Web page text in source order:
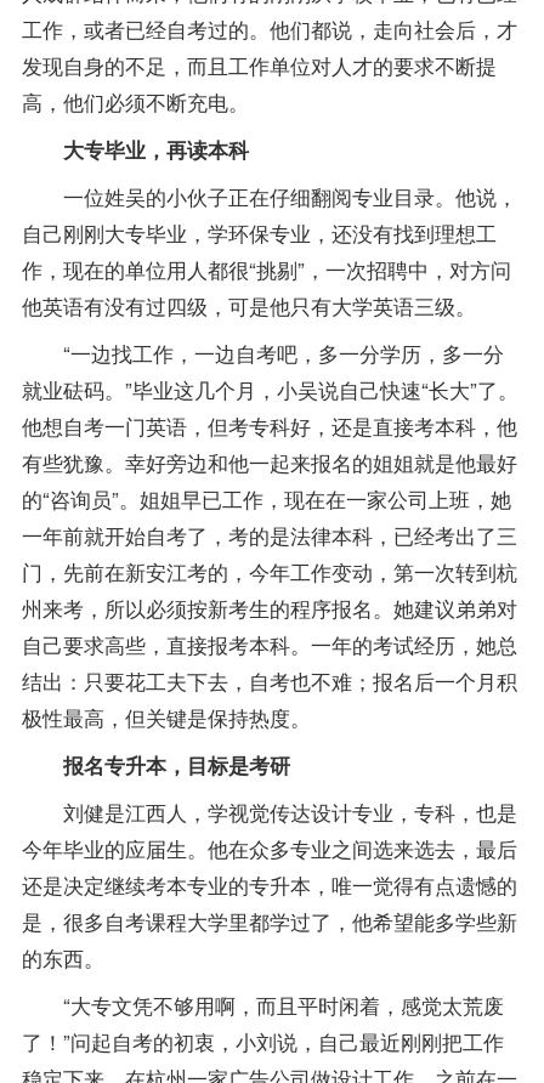
工作，或者已经自考过的。他们都说，走向社会后，才
发现自身的不足，而且工作单位对人才的要求不断提
高，他们必须不断充电。
大专毕业，再读本科
一位姓吴的小伙子正在仔细翻阅专业目录。他说，
自己刚刚大专毕业，学环保专业，还没有找到理想工
作，现在的单位用人都很“挑剔”，一次招聘中，对方问
他英语有没有过四级，可是他只有大学英语三级。
“一边找工作，一边自考吧，多一分学历，多一分
就业砝码。”毕业这几个月，小吴说自己快速“长大”了。
他想自考一门英语，但考专科好，还是直接考本科，他
有些犹豫。幸好旁边和他一起来报名的姐姐就是他最好
的“咨询员”。姐姐早已工作，现在在一家公司上班，她
一年前就开始自考了，考的是法律本科，已经考出了三
门，先前在新安江考的，今年工作变动，第一次转到杭
州来考，所以必须按新考生的程序报名。她建议弟弟对
自己要求高些，直接报考本科。一年的考试经历，她总
结出：只要花工夫下去，自考也不难；报名后一个月积
极性最高，但关键是保持热度。
报名专升本，目标是考研
刘健是江西人，学视觉传达设计专业，专科，也是
今年毕业的应届生。他在众多专业之间选来选去，最后
还是决定继续考本专业的专升本，唯一觉得有点遗憾的
是，很多自考课程大学里都学过了，他希望能多学些新
的东西。
“大专文凭不够用啊，而且平时闲着，感觉太荒废
了！”问起自考的初衷，小刘说，自己最近刚刚把工作